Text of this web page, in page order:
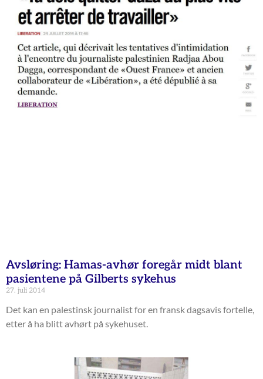
Avsløring: Hamas-avhør foregår midt blant
pasientene på Gilberts sykehus
27. juli 2014
Det kan en palestinsk journalist for en fransk dagsavis fortelle,
etter å ha blitt avhørt på sykehuset.